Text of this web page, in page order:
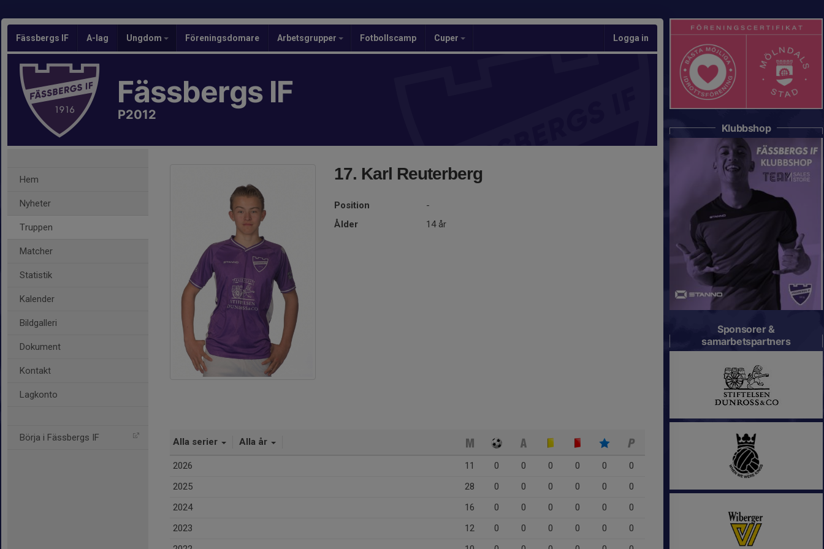
Fässbergs IF A-lag Ungdom Föreningsdomare Arbetsgrupper Fotbollscamp Cuper Logga in
Fässbergs IF
P2012
Hem
Nyheter
Truppen
Matcher
Statistik
Kalender
Bildgalleri
Dokument
Kontakt
Lagkonto
Börja i Fässbergs IF
17. Karl Reuterberg
Position
-
Ålder
14 år
Alla serier Alla år
2026 11 0 0 0 0 0
0
2025
28 0 0 0 0 0
0
2024
16 0 0 0 0 0
0
2023
12 0 0 0 0 0
0
Klubbshop
Sponsorer &
samarbetspartners